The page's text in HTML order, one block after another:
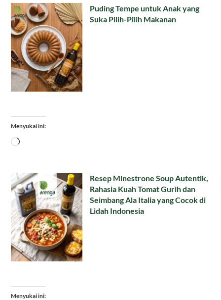
Puding Tempe untuk Anak yang
Suka Pilih-Pilih Makanan
Menyukai ini:
Memuat...
Resep Minestrone Soup Autentik,
Rahasia Kuah Tomat Gurih dan
Seimbang Ala Italia yang Cocok di
Lidah Indonesia
Menyukai ini: